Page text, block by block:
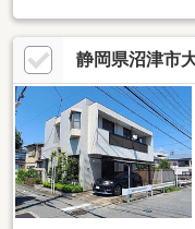
静岡県沼津市